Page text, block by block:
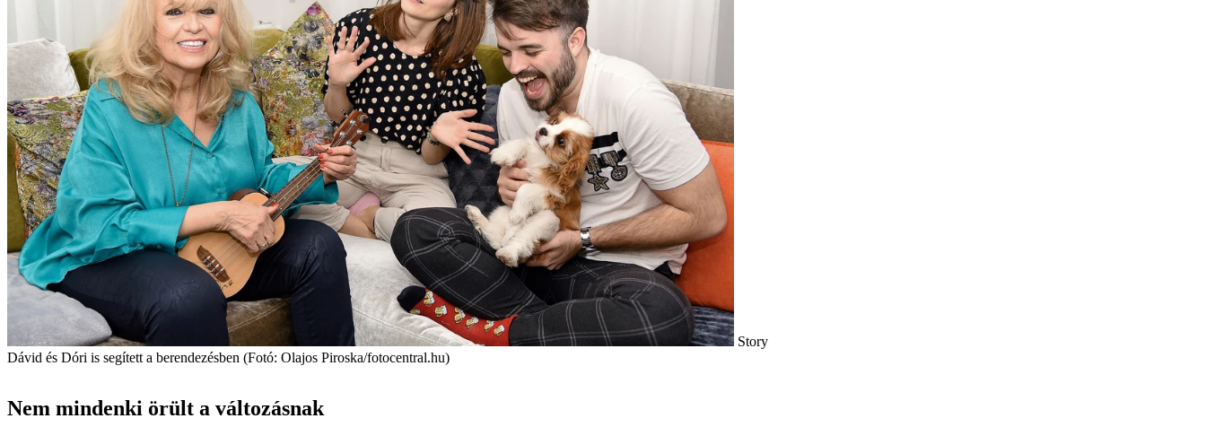
Story
Dávid és Dóri is segített a berendezésben (Fotó: Olajos Piroska/fotocentral.hu)
Nem mindenki örült a változásnak